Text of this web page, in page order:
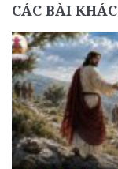
CÁC BÀI